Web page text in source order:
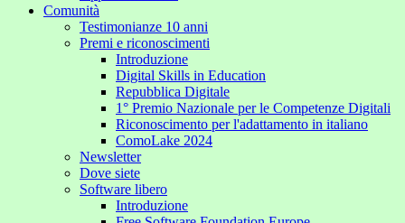
Comunità
Testimonianze 10 anni
Premi e riconoscimenti
Introduzione
Digital Skills in Education
Repubblica Digitale
1° Premio Nazionale per le Competenze Digitali
Riconoscimento per l'adattamento in italiano
ComoLake 2024
Newsletter
Dove siete
Software libero
Introduzione